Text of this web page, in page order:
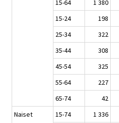
15-64
1 380
15-24
198
25-34
322
35-44
308
45-54
325
55-64
227
65-74
42
Naiset
15-74 1 336